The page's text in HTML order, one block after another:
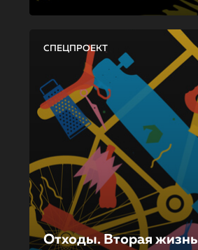
СПЕЦПРОЕКТ
Отходы. Вторая жизнь